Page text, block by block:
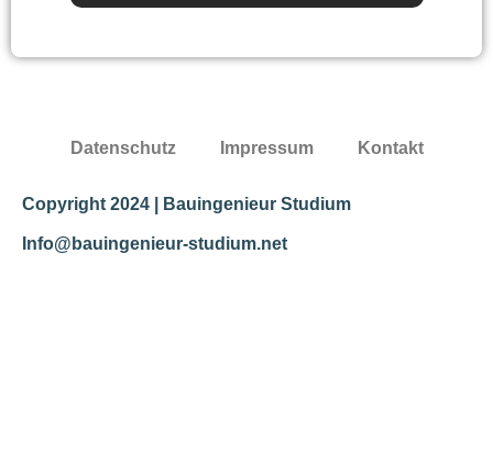
Datenschutz Impressum Kontakt
Copyright 2024 | Bauingenieur Studium
Info@bauingenieur-studium.net